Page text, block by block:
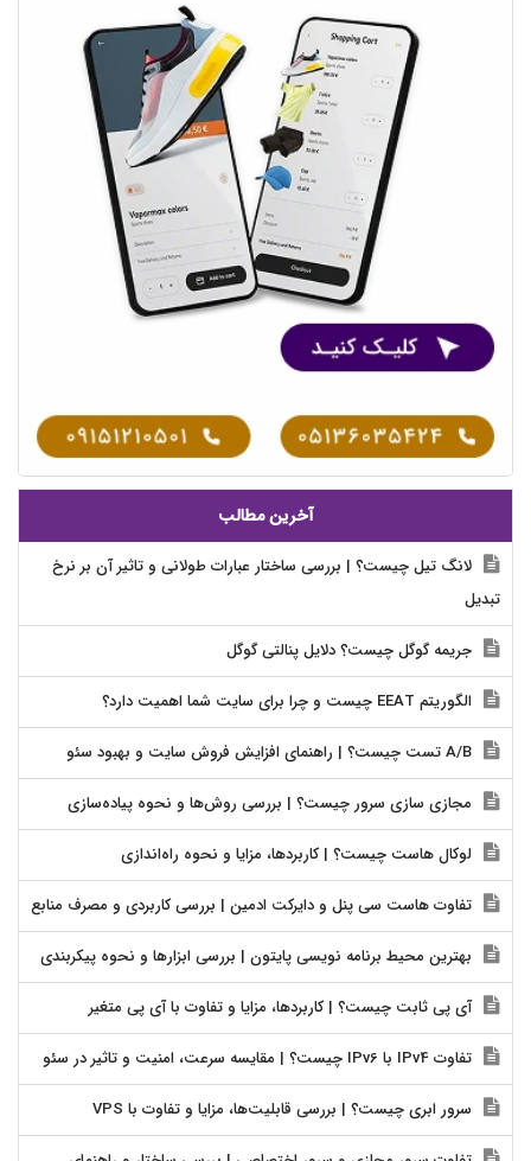
آخرین مطالب
لانگ تیل چیست؟ | بررسی ساختار عبارات طولانی و تاثیر آن بر نرخ
تبدیل
جریمه گوگل چیست؟ دلایل پنالتی گوگل
الگوریتم EEAT چیست و چرا برای سایت شما اهمیت دارد؟
مجازی سازی سرور چیست؟ | بررسی روش‌ها و نحوه پیاده‌سازی
لوکال هاست چیست؟ | کاربردها، مزایا و نحوه راه‌اندازی
تفاوت هاست سی پنل و دایرکت ادمین | بررسی کاربردی و مصرف منابع
بهترین محیط برنامه نویسی پایتون | بررسی ابزارها و نحوه پیکربندی
آی پی ثابت چیست؟ | کاربردها، مزایا و تفاوت با آی پی متغیر
تفاوت IPv4 با IPv6 چیست؟ | مقایسه سرعت، امنیت و تاثیر در سئو
سرور ابری چیست؟ | بررسی قابلیت‌ها، مزایا و تفاوت با VPS